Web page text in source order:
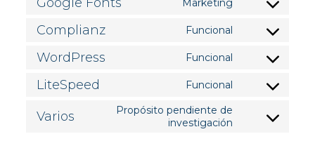
cleantalk-
protect
Marketing
Consent
service
fonts
Complianz Funcional
Consent
service
WordPress Funcional
Consent
service
LiteSpeed Funcional
Consent
service
Varios
Propósito pendiente de
investigación
Consent